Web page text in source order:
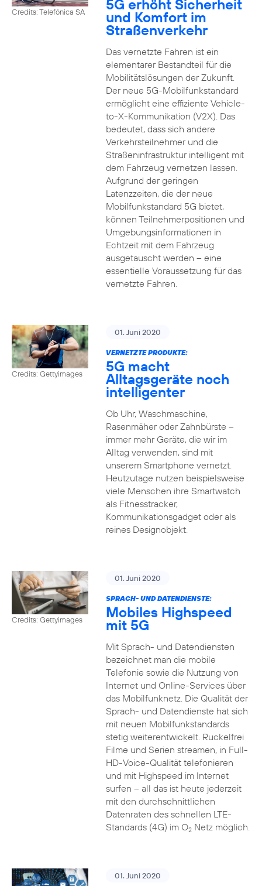
Credits: Telefónica SA 5G erhöht Sicherheit
und Komfort im
Straßenverkehr
Das vernetzte Fahren ist ein
elementarer Bestandteil für die
Mobilitätslösungen der Zukunft.
Der neue 5G-Mobilfunkstandard
ermöglicht eine effiziente Vehicle-
to-X-Kommunikation (V2X). Das
bedeutet, dass sich andere
Verkehrsteilnehmer und die
Straßeninfrastruktur intelligent mit
dem Fahrzeug vernetzen lassen.
Aufgrund der geringen
Latenzzeiten, die der neue
Mobilfunkstandard 5G bietet,
können Teilnehmerpositionen und
Umgebungsinformationen in
Echtzeit mit dem Fahrzeug
ausgetauscht werden – eine
essentielle Voraussetzung für das
vernetzte Fahren.
Credits: Gettyimages
01. Juni 2020
VERNETZTE PRODUKTE:
5G macht
Alltagsgeräte noch
intelligenter
Ob Uhr, Waschmaschine,
Rasenmäher oder Zahnbürste –
immer mehr Geräte, die wir im
Alltag verwenden, sind mit
unserem Smartphone vernetzt.
Heutzutage nutzen beispielsweise
viele Menschen ihre Smartwatch
als Fitnesstracker,
Kommunikationsgadget oder als
reines Designobjekt.
Credits: Gettyimages
01. Juni 2020
SPRACH- UND DATENDIENSTE:
Mobiles Highspeed
mit 5G
Mit Sprach- und Datendiensten
bezeichnet man die mobile
Telefonie sowie die Nutzung von
Internet und Online-Services über
das Mobilfunknetz. Die Qualität der
Sprach- und Datendienste hat sich
mit neuen Mobilfunkstandards
stetig weiterentwickelt. Ruckelfrei
Filme und Serien streamen, in Full-
HD-Voice-Qualität telefonieren
und mit Highspeed im Internet
surfen – all das ist heute jederzeit
mit den durchschnittlichen
Datenraten des schnellen LTE-
Standards (4G) im O2Netz möglich.
01. Juni 2020